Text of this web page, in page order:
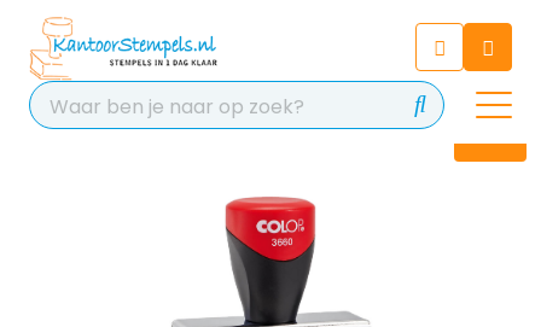
Chat 24/7 met onze chatbot
voor hulp
Contact